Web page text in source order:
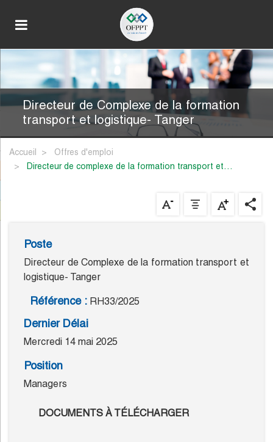
Directeur de Complexe de la formation
transport et logistique- Tanger
Accueil
Offres d'emploi
directeur de complexe de la formation transport et…
Poste
Directeur de Complexe de la formation transport et
logistique- Tanger
Référence : RH33/2025
Dernier Délai
Mercredi 14 mai 2025
Position
Managers
DOCUMENTS À TÉLÉCHARGER